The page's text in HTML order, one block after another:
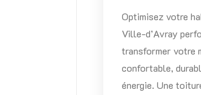
Optimisez votre
Ville-d’Avray
transformer votre
confortable,
énergie. Une